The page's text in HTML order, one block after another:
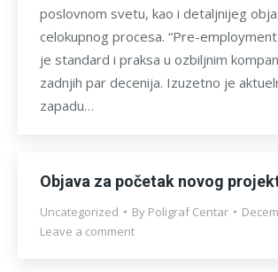
poslovnom svetu, kao i detaljnijeg
celokupnog procesa. “Pre-
je standard i praksa u ozbiljnim
zadnjih par decenija. Izuzetno je
zapadu…
Objava za početak novog
Uncategorized By Poligraf Centar
Leave a comment